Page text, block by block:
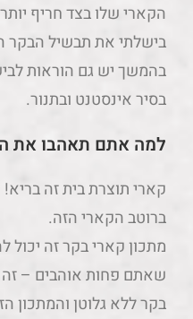
הקארי שלו בצד חריף
בישלתי את תבשיל הבקר
בהמשך יש גם הוראות
בסיר אינסטנט ובתנור.
למה אתם תאהבו את
קארי תוצרת בית זה
ברוטב הקארי הזה.
מתכון קארי בקר זה
שאתם פחות אוהבים –
בקר ללא גלוטן והמתכון